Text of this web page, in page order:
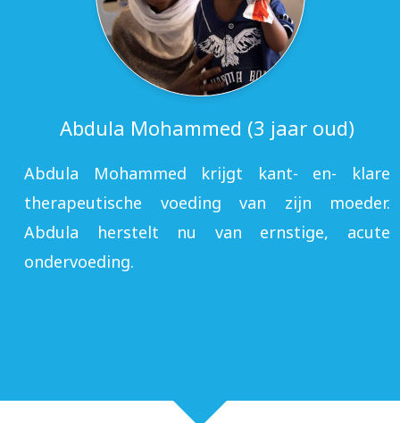
Abdula Mohammed (3 jaar oud)
Abdula Mohammed krijgt kant- en- klare
therapeutische voeding van zijn moeder.
Abdula herstelt nu van ernstige, acute
ondervoeding.